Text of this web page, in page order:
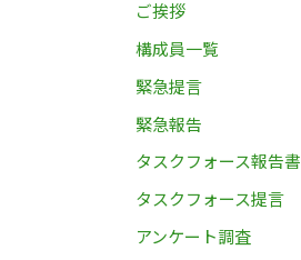
ご挨拶
構成員一覧
緊急提言
緊急報告
タスクフォース報告書
タスクフォース提言
アンケート調査